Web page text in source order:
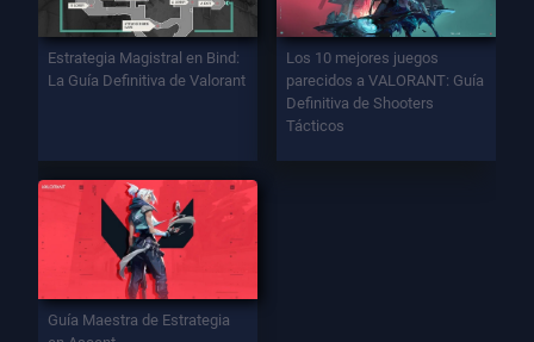
Estrategia Magistral en Bind:
La Guía Definitiva de Valorant
Los 10 mejores juegos
parecidos a VALORANT: Guía
Definitiva de Shooters
Tácticos
Guía Maestra de Estrategia